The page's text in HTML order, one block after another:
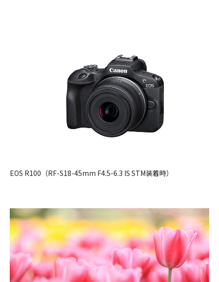
EOS R100（RF-S18-45mm F4.5-6.3 IS STM装着時）